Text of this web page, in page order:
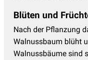
Blüten und
Nach der Pflanzung
Walnussbaum blüht
Walnussbäume sind